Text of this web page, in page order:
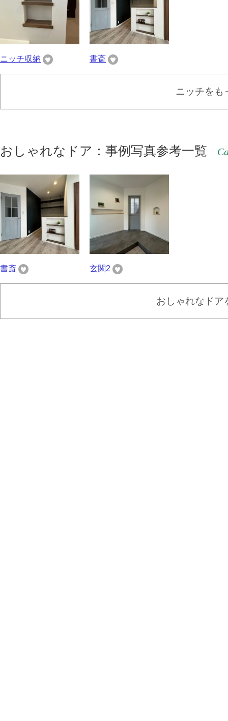
ニッチ収納 書斎
ニッチをも
おしゃれなドア：事例写真参考一覧
書斎 玄関2
おしゃれなドア